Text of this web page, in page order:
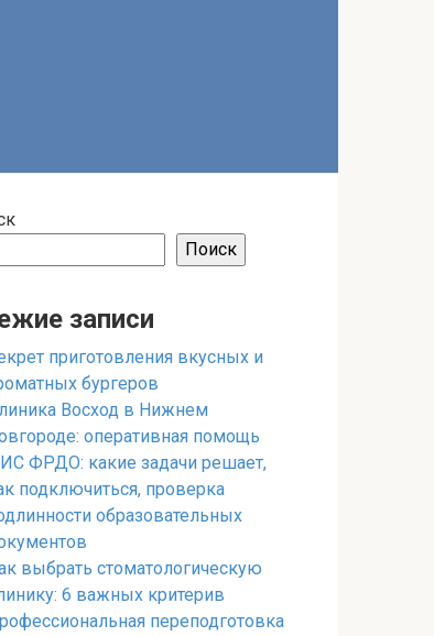
Поиск
записи
приготовления вкусных и
бургеров
Восход в Нижнем
оперативная помощь
ФРДО: какие задачи решает,
подключиться, проверка
образовательных
выбрать стоматологическую
6 важных критерив
переподготовка